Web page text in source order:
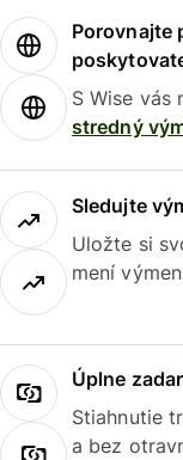
Porovnajte
S Wise vás
stredný
Sledujte
Uložte si
mení
Úplne
Stiahnutie
a bez